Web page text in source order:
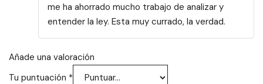
me ha ahorrado mucho trabajo de analizar y
entender la ley. Esta muy currado, la verdad.
Añade una valoración
Tu puntuación *